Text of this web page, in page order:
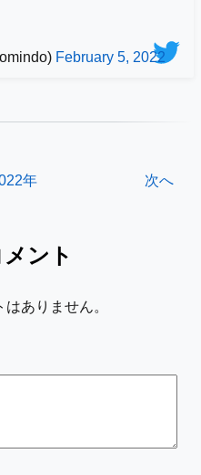
February 5, 2022
次へ
年
ント
ありません。